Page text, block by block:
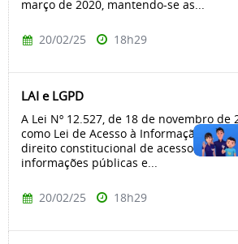
março de 2020, mantendo-se as...
20/02/25 18h29
LAI e LGPD
A Lei Nº 12.527, de 18 de novembro de
como Lei de Acesso à Informação (LAI),
direito constitucional de acesso dos
informações públicas e...
20/02/25 18h29